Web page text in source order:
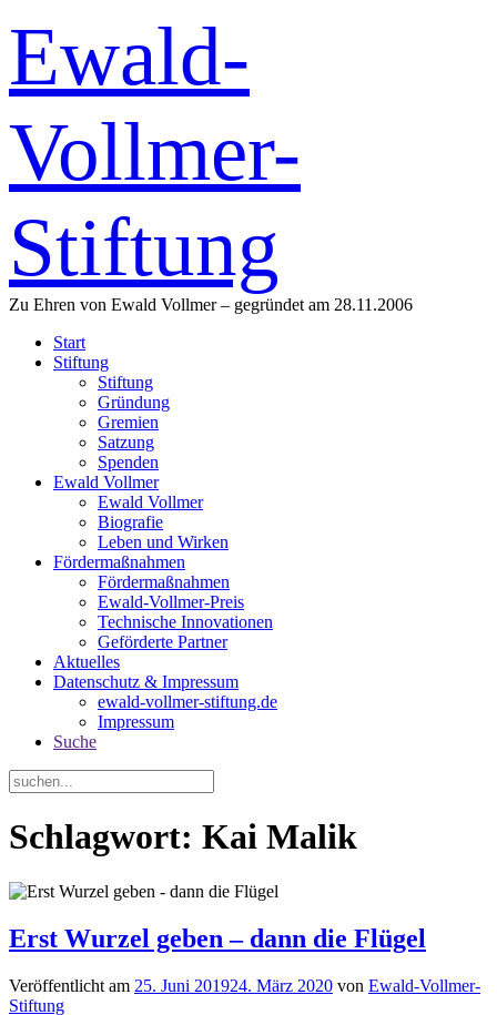
Ewald-
Vollmer-
Stiftung
Zu Ehren von Ewald Vollmer – gegründet am 28.11.2006
Start
Stiftung
Stiftung
Gründung
Gremien
Satzung
Spenden
Ewald Vollmer
Ewald Vollmer
Biografie
Leben und Wirken
Fördermaßnahmen
Fördermaßnahmen
Ewald-Vollmer-Preis
Technische Innovationen
Geförderte Partner
Aktuelles
Datenschutz & Impressum
ewald-vollmer-stiftung.de
Impressum
Suche
Schlagwort: Kai Malik
Erst Wurzel geben – dann die Flügel
Veröffentlicht am 25. Juni 201924. März 2020 von Ewald-Vollmer-
Stiftung